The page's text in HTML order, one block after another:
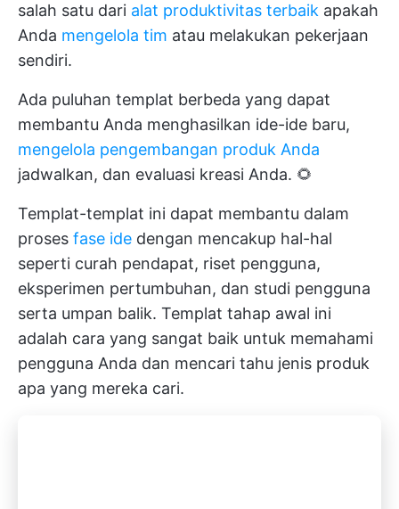
salah satu dari alat produktivitas terbaik apakah
Anda mengelola tim atau melakukan pekerjaan
sendiri.
Ada puluhan templat berbeda yang dapat
membantu Anda menghasilkan ide-ide baru,
mengelola pengembangan produk Anda
jadwalkan, dan evaluasi kreasi Anda. 🌻
Templat-templat ini dapat membantu dalam
proses fase ide dengan mencakup hal-hal
seperti curah pendapat, riset pengguna,
eksperimen pertumbuhan, dan studi pengguna
serta umpan balik. Templat tahap awal ini
adalah cara yang sangat baik untuk memahami
pengguna Anda dan mencari tahu jenis produk
apa yang mereka cari.